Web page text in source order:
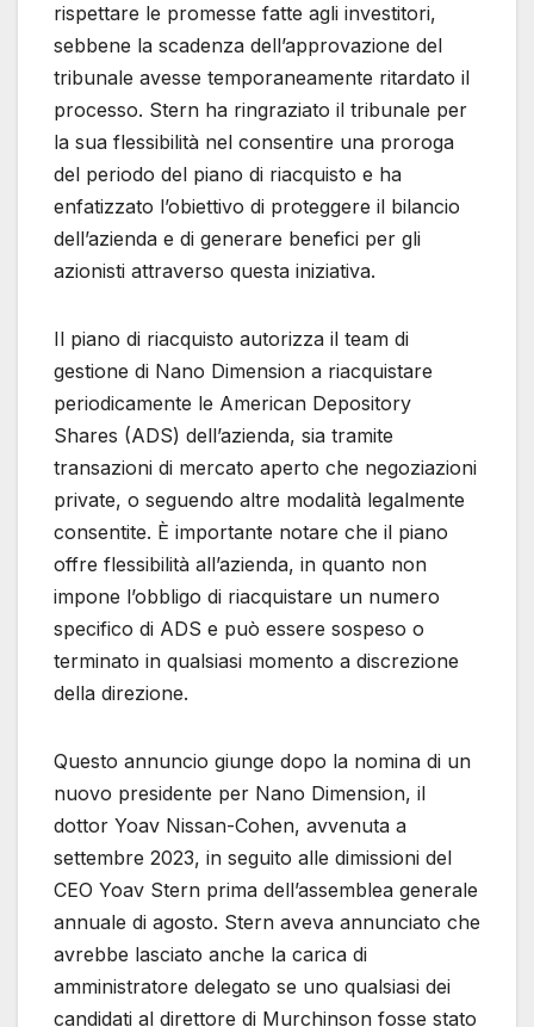
rispettare le promesse fatte agli investitori,
sebbene la scadenza dell’approvazione del
tribunale avesse temporaneamente ritardato il
processo. Stern ha ringraziato il tribunale per
la sua flessibilità nel consentire una proroga
del periodo del piano di riacquisto e ha
enfatizzato l’obiettivo di proteggere il bilancio
dell’azienda e di generare benefici per gli
azionisti attraverso questa iniziativa.
Il piano di riacquisto autorizza il team di
gestione di Nano Dimension a riacquistare
periodicamente le American Depository
Shares (ADS) dell’azienda, sia tramite
transazioni di mercato aperto che negoziazioni
private, o seguendo altre modalità legalmente
consentite. È importante notare che il piano
offre flessibilità all’azienda, in quanto non
impone l’obbligo di riacquistare un numero
specifico di ADS e può essere sospeso o
terminato in qualsiasi momento a discrezione
della direzione.
Questo annuncio giunge dopo la nomina di un
nuovo presidente per Nano Dimension, il
dottor Yoav Nissan-Cohen, avvenuta a
settembre 2023, in seguito alle dimissioni del
CEO Yoav Stern prima dell’assemblea generale
annuale di agosto. Stern aveva annunciato che
avrebbe lasciato anche la carica di
amministratore delegato se uno qualsiasi dei
candidati al direttore di Murchinson fosse stato